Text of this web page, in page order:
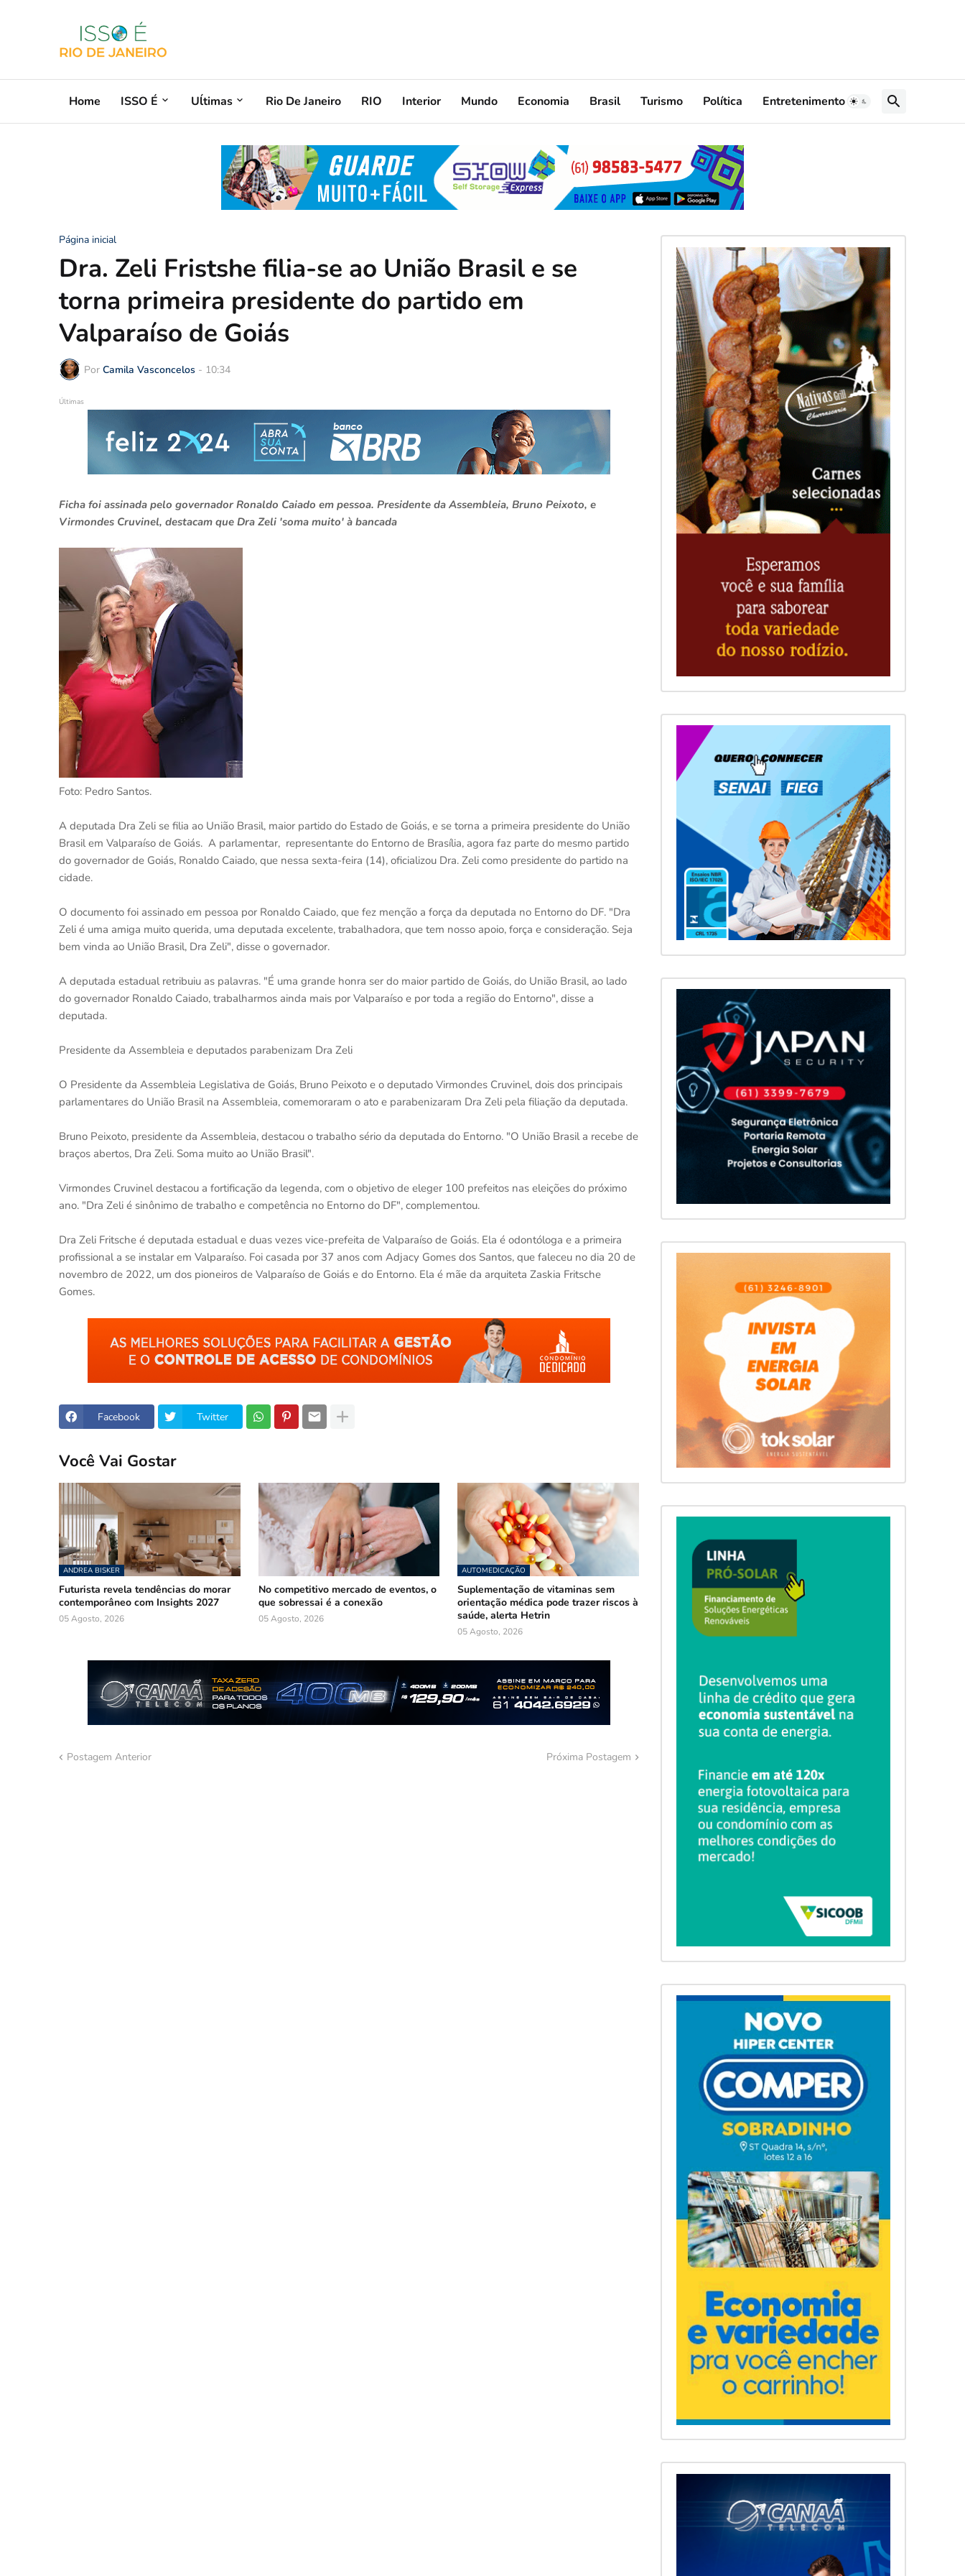
Home ISSO É Uĺtimas Rio De Janeiro RIO Interior Mundo Economia Brasil Turismo Política Entretenimento
Página inicial
Dra. Zeli Fristshe filia-se ao União Brasil e se
torna primeira presidente do partido em
Valparaíso de Goiás
Por Camila Vasconcelos - 10:34
Últimas
Ficha foi assinada pelo governador Ronaldo Caiado em pessoa. Presidente da Assembleia, Bruno Peixoto, e
Virmondes Cruvinel, destacam que Dra Zeli 'soma muito' à bancada
Foto: Pedro Santos.
A deputada Dra Zeli se filia ao União Brasil, maior partido do Estado de Goiás, e se torna a primeira presidente do União
Brasil em Valparaíso de Goiás. A parlamentar, representante do Entorno de Brasília, agora faz parte do mesmo partido
do governador de Goiás, Ronaldo Caiado, que nessa sexta-feira (14), oficializou Dra. Zeli como presidente do partido na
cidade.
O documento foi assinado em pessoa por Ronaldo Caiado, que fez menção a força da deputada no Entorno do DF. "Dra
Zeli é uma amiga muito querida, uma deputada excelente, trabalhadora, que tem nosso apoio, força e consideração. Seja
bem vinda ao União Brasil, Dra Zeli", disse o governador.
A deputada estadual retribuiu as palavras. "É uma grande honra ser do maior partido de Goiás, do União Brasil, ao lado
do governador Ronaldo Caiado, trabalharmos ainda mais por Valparaíso e por toda a região do Entorno", disse a
deputada.
Presidente da Assembleia e deputados parabenizam Dra Zeli
O Presidente da Assembleia Legislativa de Goiás, Bruno Peixoto e o deputado Virmondes Cruvinel, dois dos principais
parlamentares do União Brasil na Assembleia, comemoraram o ato e parabenizaram Dra Zeli pela filiação da deputada.
Bruno Peixoto, presidente da Assembleia, destacou o trabalho sério da deputada do Entorno. "O União Brasil a recebe de
braços abertos, Dra Zeli. Soma muito ao União Brasil".
Virmondes Cruvinel destacou a fortificação da legenda, com o objetivo de eleger 100 prefeitos nas eleições do próximo
ano. "Dra Zeli é sinônimo de trabalho e competência no Entorno do DF", complementou.
Dra Zeli Fritsche é deputada estadual e duas vezes vice-prefeita de Valparaíso de Goiás. Ela é odontóloga e a primeira
profissional a se instalar em Valparaíso. Foi casada por 37 anos com Adjacy Gomes dos Santos, que faleceu no dia 20 de
novembro de 2022, um dos pioneiros de Valparaíso de Goiás e do Entorno. Ela é mãe da arquiteta Zaskia Fritsche
Gomes.
Facebook Twitter
Você Vai Gostar
ANDREA BISKER
Futurista revela tendências do morar
contemporâneo com Insights 2027
05 Agosto, 2026
No competitivo mercado de eventos, o
que sobressai é a conexão
05 Agosto, 2026
AUTOMEDICAÇÃO
Suplementação de vitaminas sem
orientação médica pode trazer riscos à
saúde, alerta Hetrin
05 Agosto, 2026
Postagem Anterior Próxima Postagem